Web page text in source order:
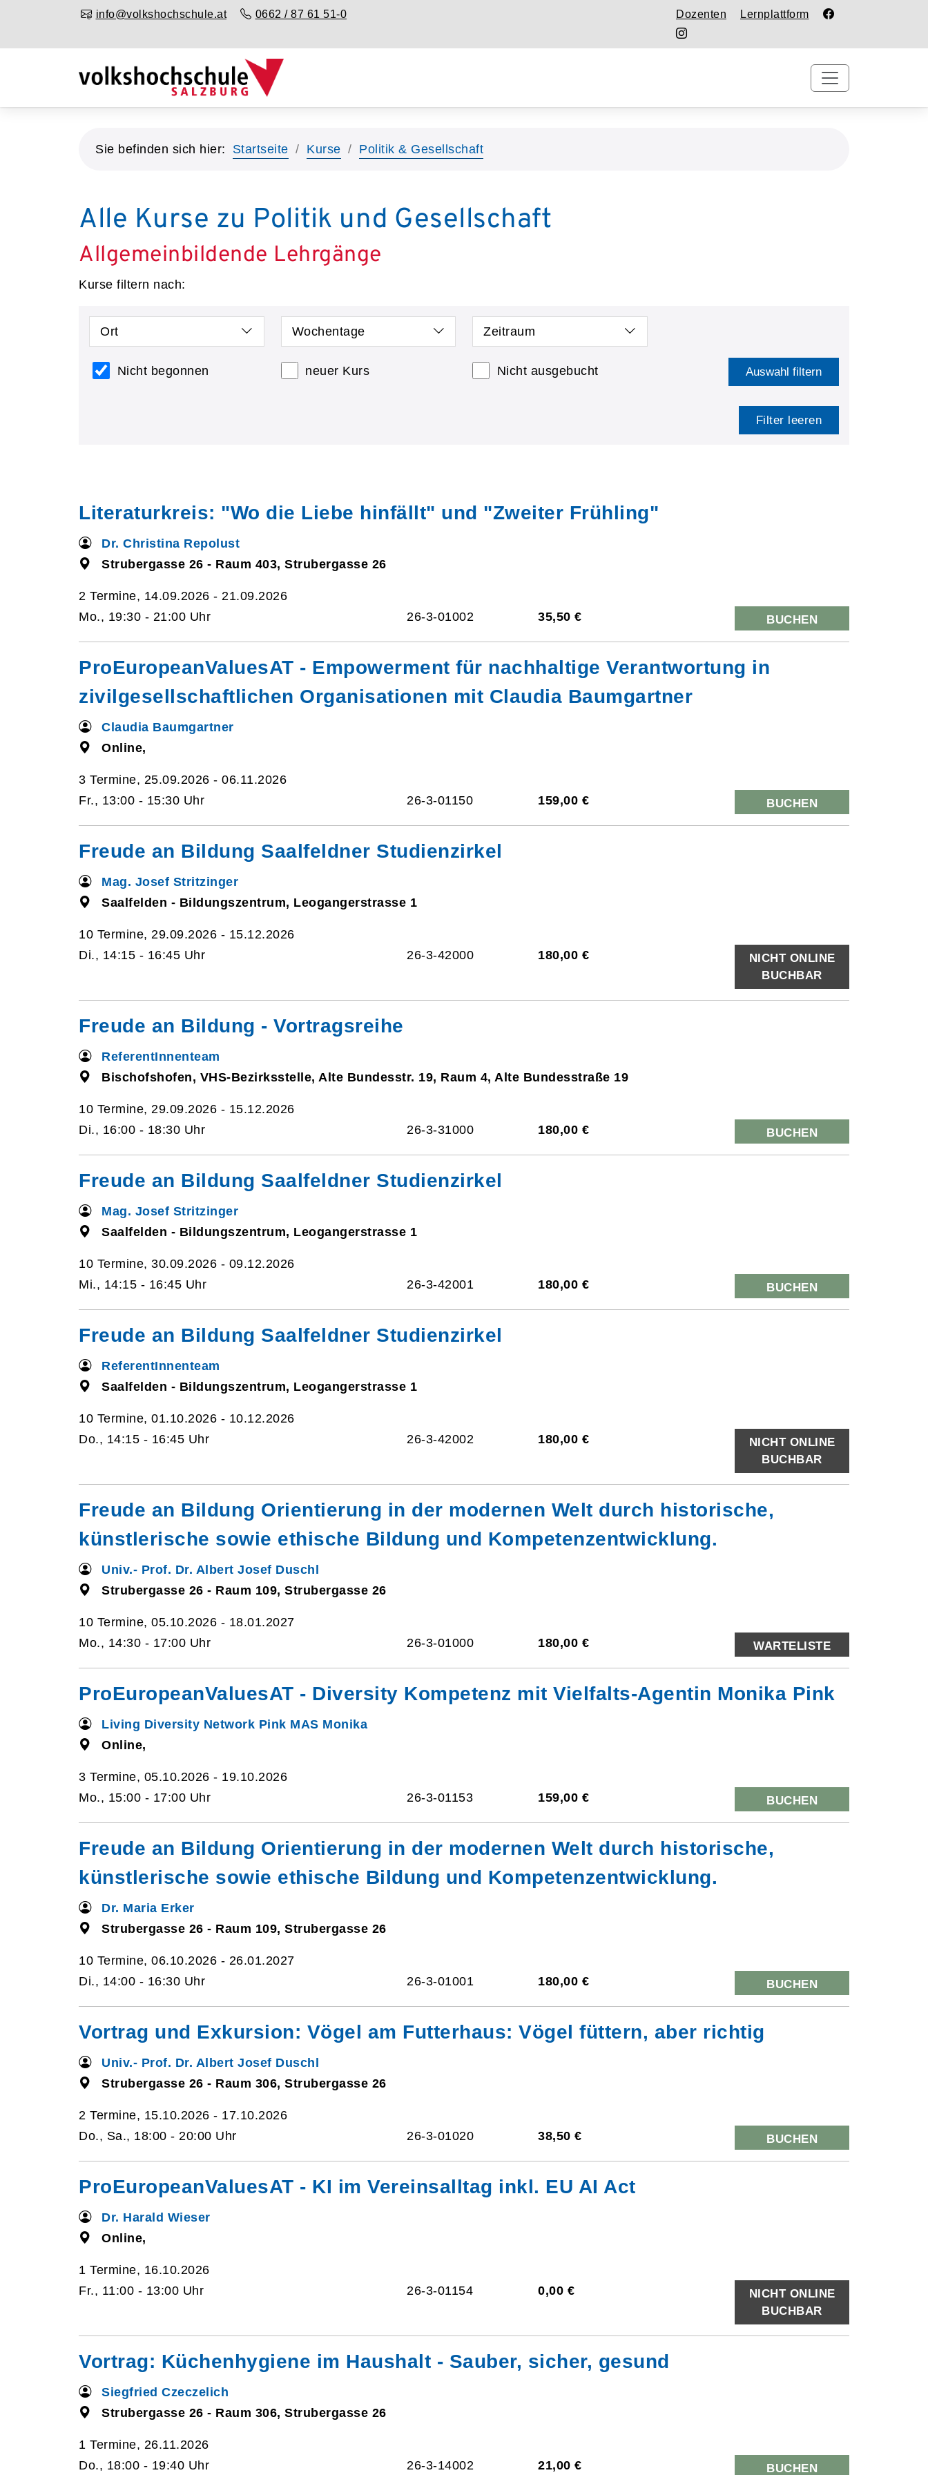
info@volkshochschule.at 0662 / 87 61 51-0 Dozenten Lernplattform
Sie befinden sich hier: Startseite Kurse Politik & Gesellschaft
Alle Kurse zu Politik und Gesellschaft
Allgemeinbildende Lehrgänge
Kurse filtern nach:
Ort Wochentage Zeitraum
Nicht begonnen neuer Kurs Nicht ausgebucht Auswahl filtern
Filter leeren
Literaturkreis: "Wo die Liebe hinfällt" und "Zweiter Frühling"
Dr. Christina Repolust
Strubergasse 26 - Raum 403, Strubergasse 26
2 Termine, 14.09.2026 - 21.09.2026
Mo., 19:30 - 21:00 Uhr
26-3-01002 35,50 € BUCHEN
ProEuropeanValuesAT - Empowerment für nachhaltige Verantwortung in
zivilgesellschaftlichen Organisationen mit Claudia Baumgartner
Claudia Baumgartner
Online,
3 Termine, 25.09.2026 - 06.11.2026
Fr., 13:00 - 15:30 Uhr
26-3-01150 159,00 € BUCHEN
Freude an Bildung Saalfeldner Studienzirkel
Mag. Josef Stritzinger
Saalfelden - Bildungszentrum, Leogangerstrasse 1
10 Termine, 29.09.2026 - 15.12.2026
Di., 14:15 - 16:45 Uhr
26-3-42000 180,00 €
NICHT ONLINE
BUCHBAR
Freude an Bildung - Vortragsreihe
ReferentInnenteam
Bischofshofen, VHS-Bezirksstelle, Alte Bundesstr. 19, Raum 4, Alte Bundesstraße 19
10 Termine, 29.09.2026 - 15.12.2026
Di., 16:00 - 18:30 Uhr
26-3-31000 180,00 € BUCHEN
Freude an Bildung Saalfeldner Studienzirkel
Mag. Josef Stritzinger
Saalfelden - Bildungszentrum, Leogangerstrasse 1
10 Termine, 30.09.2026 - 09.12.2026
Mi., 14:15 - 16:45 Uhr
26-3-42001 180,00 € BUCHEN
Freude an Bildung Saalfeldner Studienzirkel
ReferentInnenteam
Saalfelden - Bildungszentrum, Leogangerstrasse 1
10 Termine, 01.10.2026 - 10.12.2026
Do., 14:15 - 16:45 Uhr
26-3-42002 180,00 €
NICHT ONLINE
BUCHBAR
Freude an Bildung Orientierung in der modernen Welt durch historische,
künstlerische sowie ethische Bildung und Kompetenzentwicklung.
Univ.- Prof. Dr. Albert Josef Duschl
Strubergasse 26 - Raum 109, Strubergasse 26
10 Termine, 05.10.2026 - 18.01.2027
Mo., 14:30 - 17:00 Uhr
26-3-01000 180,00 € WARTELISTE
ProEuropeanValuesAT - Diversity Kompetenz mit Vielfalts-Agentin Monika Pink
Living Diversity Network Pink MAS Monika
Online,
3 Termine, 05.10.2026 - 19.10.2026
Mo., 15:00 - 17:00 Uhr
26-3-01153 159,00 € BUCHEN
Freude an Bildung Orientierung in der modernen Welt durch historische,
künstlerische sowie ethische Bildung und Kompetenzentwicklung.
Dr. Maria Erker
Strubergasse 26 - Raum 109, Strubergasse 26
10 Termine, 06.10.2026 - 26.01.2027
Di., 14:00 - 16:30 Uhr
26-3-01001 180,00 € BUCHEN
Vortrag und Exkursion: Vögel am Futterhaus: Vögel füttern, aber richtig
Univ.- Prof. Dr. Albert Josef Duschl
Strubergasse 26 - Raum 306, Strubergasse 26
2 Termine, 15.10.2026 - 17.10.2026
Do., Sa., 18:00 - 20:00 Uhr
26-3-01020 38,50 € BUCHEN
ProEuropeanValuesAT - KI im Vereinsalltag inkl. EU AI Act
Dr. Harald Wieser
Online,
1 Termine, 16.10.2026
Fr., 11:00 - 13:00 Uhr
26-3-01154 0,00 €
NICHT ONLINE
BUCHBAR
Vortrag: Küchenhygiene im Haushalt - Sauber, sicher, gesund
Siegfried Czeczelich
Strubergasse 26 - Raum 306, Strubergasse 26
1 Termine, 26.11.2026
Do., 18:00 - 19:40 Uhr
26-3-14002 21,00 € BUCHEN